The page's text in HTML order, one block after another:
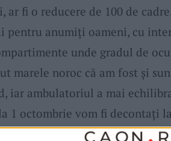
ar fi o reducere de 100 de
anumiți oameni, cu
unde gradul de
marele noroc că am fost și
iar ambulatoriul a mai
1 octombrie vom fi decontați
Dumbravă.